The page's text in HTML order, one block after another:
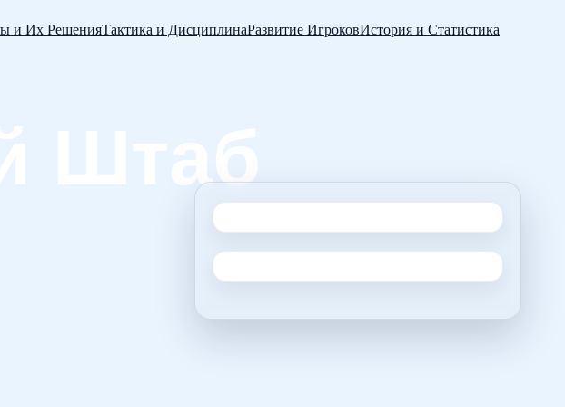
и Их РешенияТактика и ДисциплинаРазвитие ИгроковИстория и Статистика